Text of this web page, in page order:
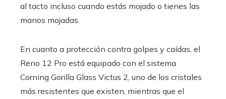
al tacto incluso cuando estás mojado o tienes las
manos mojadas.
En cuanto a protección contra golpes y caídas, el
Reno 12 Pro está equipado con el sistema
Corning Gorilla Glass Victus 2, uno de los cristales
más resistentes que existen, mientras que el